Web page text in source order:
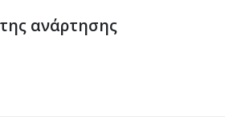
ανάρτησης